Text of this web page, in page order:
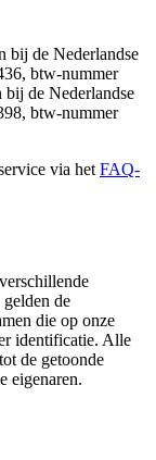
bij de Nederlandse
btw-nummer
de Nederlandse
btw-nummer
via het FAQ-
de
die op onze
identificatie. Alle
de getoonde
eigenaren.